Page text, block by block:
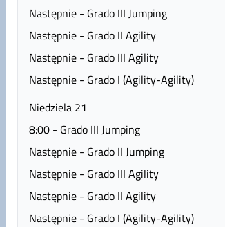
Następnie - Grado III Jumping
Następnie - Grado II Agility
Następnie - Grado III Agility
Następnie - Grado I (Agility-Agility)
Niedziela 21
8:00 - Grado III Jumping
Następnie - Grado II Jumping
Następnie - Grado III Agility
Następnie - Grado II Agility
Następnie - Grado I (Agility-Agility)